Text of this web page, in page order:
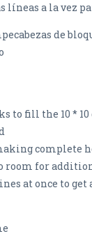
a la vez
de
to fill the 10 *
complete
room for
at once to get